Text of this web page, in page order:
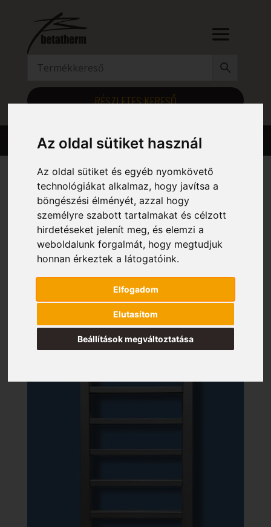
Az oldal sütiket használ
Az oldal sütiket és egyéb nyomkövető
technológiákat alkalmaz, hogy javítsa a
böngészési élményét, azzal hogy
személyre szabott tartalmakat és célzott
hirdetéseket jelenít meg, és elemzi a
weboldalunk forgalmát, hogy megtudjuk
honnan érkeztek a látogatóink.
Elfogadom
Elutasítom
Beállítások megváltoztatása
RÉSZLETES KERESŐ
Kezdőlap/ Magasság (mm) termék / 250
250
Mind a(z) 5 találat megjelenítve